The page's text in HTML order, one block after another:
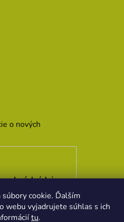
cookie. Ďalším
webu vyjadrujete súhlas s ich
tu.
o nových
údajov